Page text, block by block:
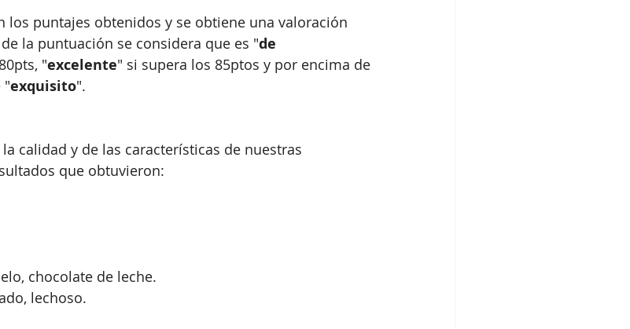
los puntajes obtenidos y se obtiene una valoración
la puntuación se considera que es "de
"excelente" si supera los 85ptos y por encima de
"exquisito".
calidad y de las características de nuestras
que obtuvieron:
chocolate de leche.
lechoso.